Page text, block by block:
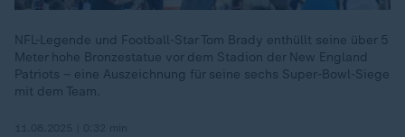
NFL-Legende und Football-Star Tom Brady enthüllt seine über 5
Meter hohe Bronzestatue vor dem Stadion der New England
Patriots – eine Auszeichnung für seine sechs Super-Bowl-Siege
mit dem Team.